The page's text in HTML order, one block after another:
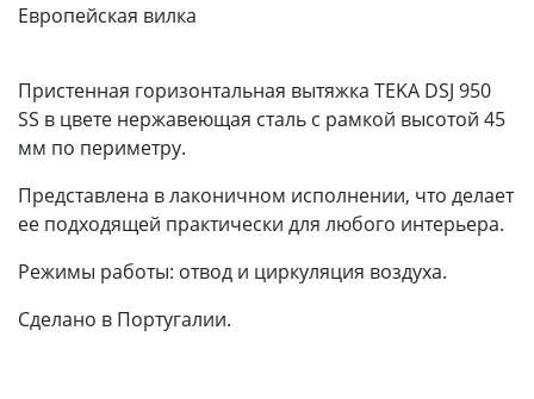
Европейская вилка
Пристенная горизонтальная вытяжка TEKA DSJ 950
SS в цвете нержавеющая сталь с рамкой высотой 45
мм по периметру.
Представлена в лаконичном исполнении, что делает
ее подходящей практически для любого интерьера.
Режимы работы: отвод и циркуляция воздуха.
Сделано в Португалии.